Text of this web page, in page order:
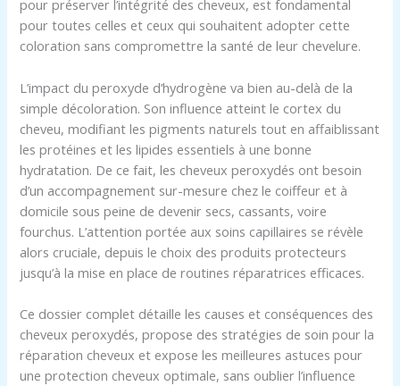
pour préserver l’intégrité des cheveux, est fondamental
pour toutes celles et ceux qui souhaitent adopter cette
coloration sans compromettre la santé de leur chevelure.
L’impact du peroxyde d’hydrogène va bien au-delà de la
simple décoloration. Son influence atteint le cortex du
cheveu, modifiant les pigments naturels tout en affaiblissant
les protéines et les lipides essentiels à une bonne
hydratation. De ce fait, les cheveux peroxydés ont besoin
d’un accompagnement sur-mesure chez le coiffeur et à
domicile sous peine de devenir secs, cassants, voire
fourchus. L’attention portée aux soins capillaires se révèle
alors cruciale, depuis le choix des produits protecteurs
jusqu’à la mise en place de routines réparatrices efficaces.
Ce dossier complet détaille les causes et conséquences des
cheveux peroxydés, propose des stratégies de soin pour la
réparation cheveux et expose les meilleures astuces pour
une protection cheveux optimale, sans oublier l’influence